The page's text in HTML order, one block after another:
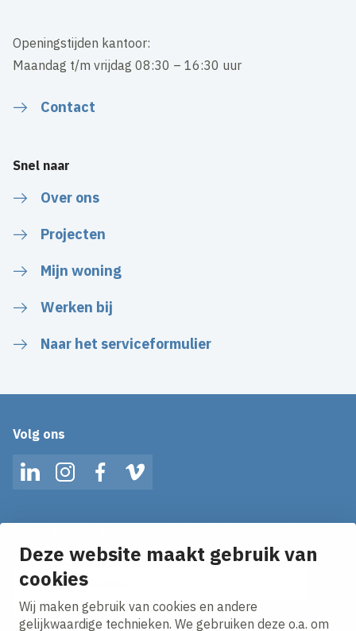
Deze website maakt gebruik van
cookies
Wij maken gebruik van cookies en andere
gelijkwaardige technieken. We gebruiken deze o.a. om
Openingstijden kantoor:
Maandag t/m vrijdag 08:30 – 16:30 uur
Contact
Snel naar
Over ons
Projecten
Mijn woning
Werken bij
Naar het serviceformulier
Volg ons
LinkedInInstagramFacebookVimeo
Ontvang onze nieuws alerts in je mailbox!
E-mailadres
Ik ga akkoord met hetprivacy statement.